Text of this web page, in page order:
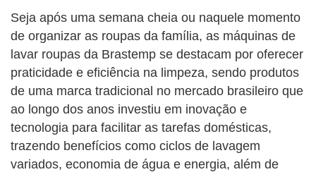
Seja após uma semana cheia ou naquele momento
de organizar as roupas da família, as máquinas de
lavar roupas da Brastemp se destacam por oferecer
praticidade e eficiência na limpeza, sendo produtos
de uma marca tradicional no mercado brasileiro que
ao longo dos anos investiu em inovação e
tecnologia para facilitar as tarefas domésticas,
trazendo benefícios como ciclos de lavagem
variados, economia de água e energia, além de